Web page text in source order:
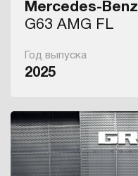
Mercedes-Benz
G63 AMG FL
Год выпуска
2025